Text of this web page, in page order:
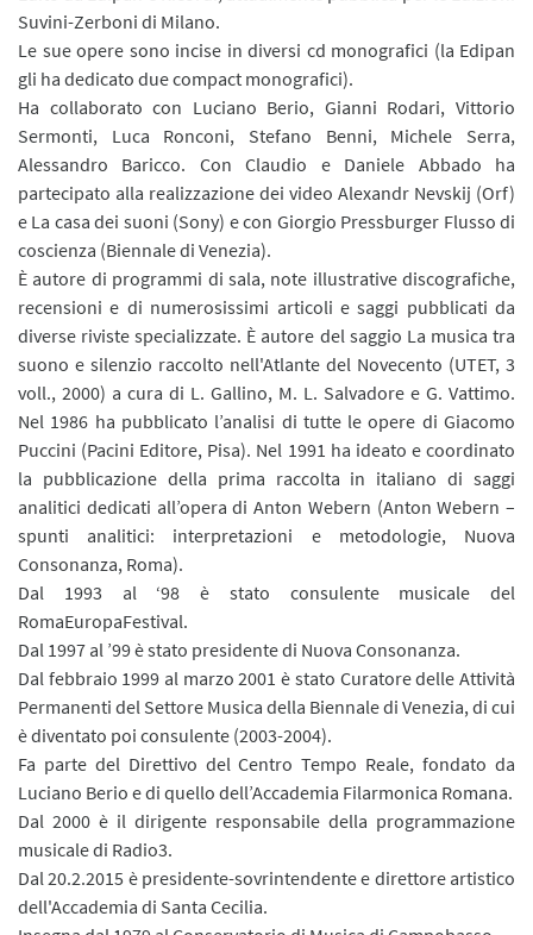
Suvini-Zerboni di Milano.
Le sue opere sono incise in diversi cd monografici (la Edipan
gli ha dedicato due compact monografici).
Ha collaborato con Luciano Berio, Gianni Rodari, Vittorio
Sermonti, Luca Ronconi, Stefano Benni, Michele Serra,
Alessandro Baricco. Con Claudio e Daniele Abbado ha
partecipato alla realizzazione dei video Alexandr Nevskij (Orf)
e La casa dei suoni (Sony) e con Giorgio Pressburger Flusso di
coscienza (Biennale di Venezia).
È autore di programmi di sala, note illustrative discografiche,
recensioni e di numerosissimi articoli e saggi pubblicati da
diverse riviste specializzate. È autore del saggio La musica tra
suono e silenzio raccolto nell'Atlante del Novecento (UTET, 3
voll., 2000) a cura di L. Gallino, M. L. Salvadore e G. Vattimo.
Nel 1986 ha pubblicato l’analisi di tutte le opere di Giacomo
Puccini (Pacini Editore, Pisa). Nel 1991 ha ideato e coordinato
la pubblicazione della prima raccolta in italiano di saggi
analitici dedicati all’opera di Anton Webern (Anton Webern –
spunti analitici: interpretazioni e metodologie, Nuova
Consonanza, Roma).
Dal 1993 al ‘98 è stato consulente musicale del
RomaEuropaFestival.
Dal 1997 al ’99 è stato presidente di Nuova Consonanza.
Dal febbraio 1999 al marzo 2001 è stato Curatore delle Attività
Permanenti del Settore Musica della Biennale di Venezia, di cui
è diventato poi consulente (2003-2004).
Fa parte del Direttivo del Centro Tempo Reale, fondato da
Luciano Berio e di quello dell’Accademia Filarmonica Romana.
Dal 2000 è il dirigente responsabile della programmazione
musicale di Radio3.
Dal 20.2.2015 è presidente-sovrintendente e direttore artistico
dell'Accademia di Santa Cecilia.